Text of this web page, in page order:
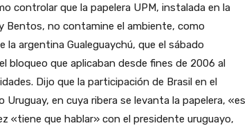
controlar que la papelera UPM, instalada en la
Bentos, no contamine el ambiente, como
la argentina Gualeguaychú, que el sábado
bloqueo que aplicaban desde fines de 2006 al
Dijo que la participación de Brasil en el
en cuya ribera se levanta la papelera, «es
«tiene que hablar» con el presidente uruguayo,